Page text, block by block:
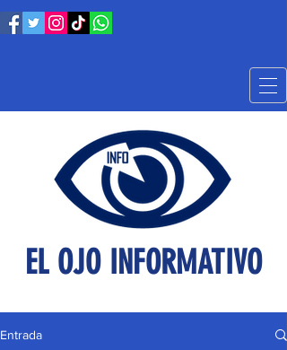
EL OJO INFORMATIVO
Entrada